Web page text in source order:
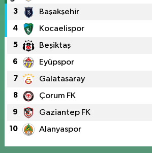
3 Başakşehir
4 Kocaelispor
5 Beşiktaş
6 Eyüpspor
7 Galatasaray
8 Çorum FK
9 Gaziantep FK
10 Alanyaspor